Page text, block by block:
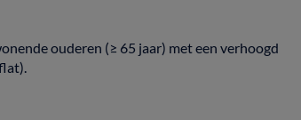
ouderen (≥ 65 jaar) meteenverhoogd